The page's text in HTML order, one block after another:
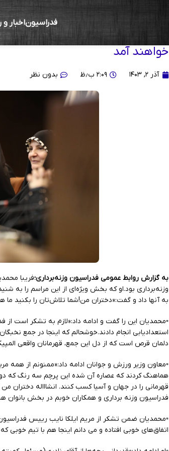
فدراسیوناخبار و
فریبا محمدیان:دل ما قرص است
خواهند آمد
آذر ۲, ۱۴۰۳ ۲:۰۹ ب٫ظ بدون نظر
به گزارش روابط عمومی فدراسیون وزنه‌برداری؛فریبا
وزنه‌برداری بود.او که بخش ویژه‌ای از این مراسم را
به آنها داد و گفت:«دختران من!شما تلاش‌تان را بکنید
▫️محمدیان این را گفت و ادامه داد:«لازم به تشکر است
استعدادیابی انجام دادند.خوشحالم که اینجا در جمع
دلمان قرص است که از دل این جمع، قهرمانان واقعی
▫️معاون وزیر ورزش و جوانان ادامه داد:«ممنونم از همه
هماهنگ کردند که عصاره آن شده این پرچم سه رنگ که
قهرمانی را در جهان و آسیا کسب کنند. انشاااله دختران
فدراسیون وزنه برداری و همکاران خوبم در بخش بانوان
▫️محمدیان ضمن تشکر از مریم ایلکا نایب رییس فدراسیون
اتفاق‌های خوبی افتاده و می دانم اینجا هم با تیم خوبی